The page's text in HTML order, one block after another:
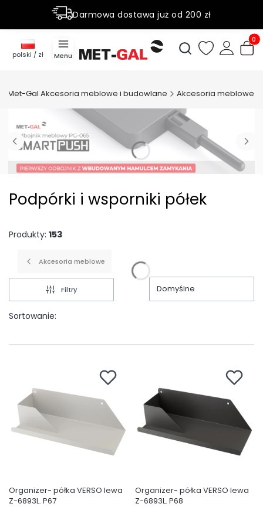
Darmowa dostawa już od 200 zł
Rabaty do 50% na wybrane produky
Menu
Otwórz
polski / zł
Met-Gal Akcesoria meblowe i budowlane Akcesoria meblowe
Podpórki i wsporniki półek
Produkty: 153
Akcesoria meblowe
Filtry
Sortowanie:
Domyślne
Organizer- półka VERSO lewa
Z-6893L. P67
Organizer- półka VERSO lewa
Z-6893L. P68